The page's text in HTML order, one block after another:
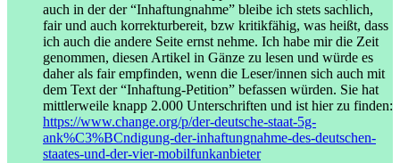
auch in der der “Inhaftungnahme” bleibe ich stets sachlich,
fair und auch korrekturbereit, bzw kritikfähig, was heißt, dass
ich auch die andere Seite ernst nehme. Ich habe mir die Zeit
genommen, diesen Artikel in Gänze zu lesen und würde es
daher als fair empfinden, wenn die Leser/innen sich auch mit
dem Text der “Inhaftung-Petition” befassen würden. Sie hat
mittlerweile knapp 2.000 Unterschriften und ist hier zu finden:
https://www.change.org/p/der-deutsche-staat-5g-
ank%C3%BCndigung-der-inhaftungnahme-des-deutschen-
staates-und-der-vier-mobilfunkanbieter